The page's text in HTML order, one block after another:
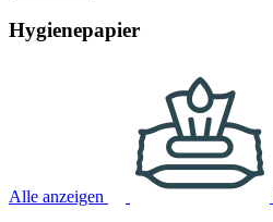
Hygienepapier
Alle anzeigen